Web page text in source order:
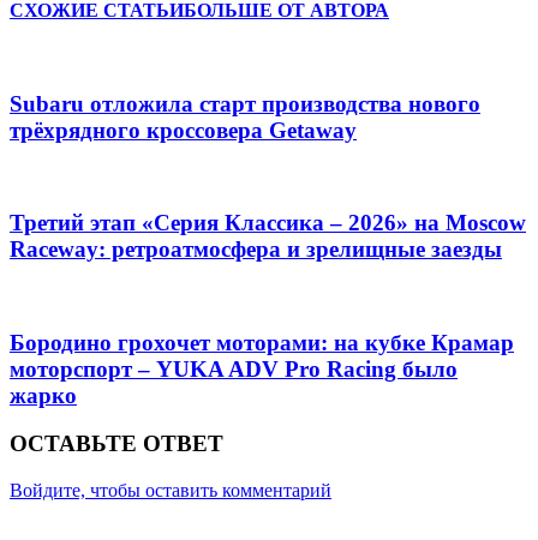
СХОЖИЕ СТАТЬИБОЛЬШЕ ОТ АВТОРА
Subaru отложила старт производства нового
трёхрядного кроссовера Getaway
Третий этап «Серия Классика – 2026» на Moscow
Raceway: ретроатмосфера и зрелищные заезды
Бородино грохочет моторами: на кубке Крамар
моторспорт – YUKA ADV Pro Racing было
жарко
ОСТАВЬТЕ ОТВЕТ
Войдите, чтобы оставить комментарий